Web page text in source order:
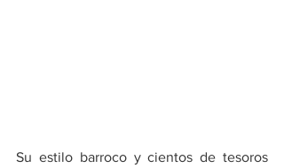
Su estilo barroco y cientos de tesoros